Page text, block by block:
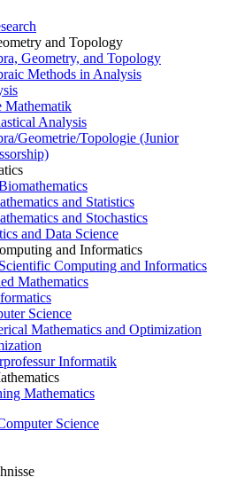
and Topology
Geometry, and Topology
Methods in Analysis
Mathematik
Analysis
Geometrie/Topologie (Junior
and Statistics
and Stochastics
and Data Science
and Informatics
Computing and Informatics
Mathematics
Science
Mathematics and Optimization
Informatik
Mathematics
Science